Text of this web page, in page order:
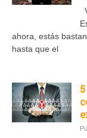
ahora, estás
hasta que el